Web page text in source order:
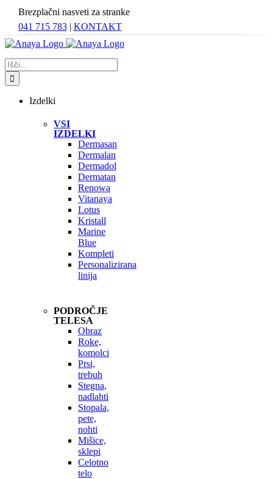
Skip
content
Brezplačni nasveti za stranke
041 715 783| KONTAKT
Search
for:
Izdelki
VSI
IZDELKI
Dermasan
Dermalan
Dermadol
Dermatan
Renowa
Vitanaya
Lotus
Kristall
Marine
Blue
Kompleti
Personalizirana
linija
PODROČJE
TELESA
Obraz
Roke,
komolci
Prsi,
trebuh
Stegna,
nadlahti
Stopala,
pete,
nohti
Mišice,
sklepi
Celotno
telo